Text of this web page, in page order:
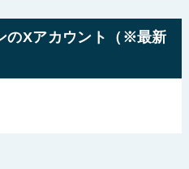
のXアカウント（※最新